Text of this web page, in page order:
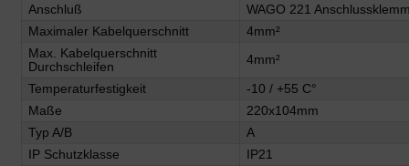
Anschluß
WAGO 221
Maximaler Kabelquerschnitt
4mm²
Max. Kabelquerschnitt
Durchschleifen
4mm²
Temperaturfestigkeit
-10 / +55 C°
Maße
220x104mm
Typ A/B
A
IP Schutzklasse
IP21